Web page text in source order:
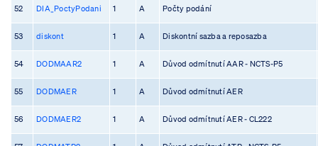
52 DIA_PoctyPodani 1 A Počty podání
53 diskont 1 A Diskontní sazba a reposazba
54 DODMAAR2 1 A Důvod odmítnutí AAR - NCTS-P5
55 DODMAER 1 A Důvod odmítnutí AER
56 DODMAER2 1 A Důvod odmítnutí AER - CL222